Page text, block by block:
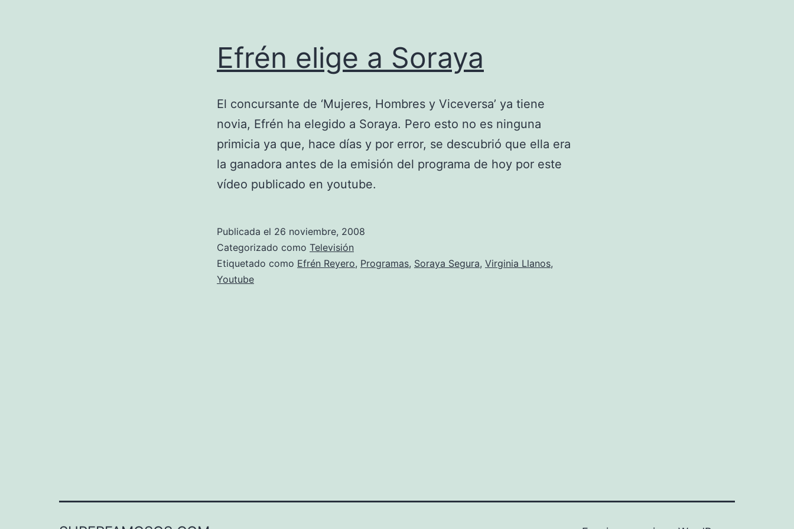
Efrén elige a Soraya
El concursante de ‘Mujeres, Hombres y Viceversa’ ya tiene
novia, Efrén ha elegido a Soraya. Pero esto no es ninguna
primicia ya que, hace días y por error, se descubrió que ella era
la ganadora antes de la emisión del programa de hoy por este
vídeo publicado en youtube.
Publicada el 26 noviembre, 2008
Categorizado como Televisión
Etiquetado como Efrén Reyero, Programas, Soraya Segura, Virginia Llanos,
Youtube